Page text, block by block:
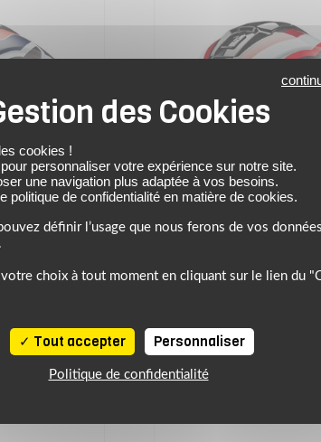
SR10 TEAM
cookies !
personnaliser votre expérience sur notre site.
une navigation plus adaptée à vos besoins.
politique de confidentialité en matière de cookies.
définir l’usage que nous ferons de vos
choix à tout moment en cliquant sur le lien du
Tout accepter Personnaliser
Politique de confidentialité